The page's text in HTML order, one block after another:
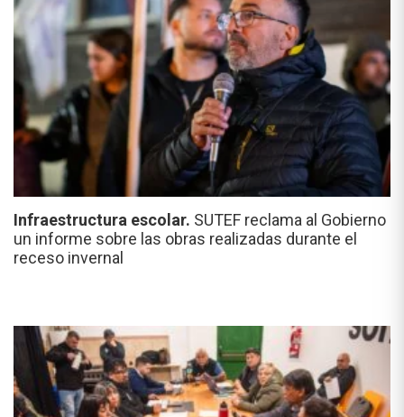
Infraestructura escolar. SUTEF reclama al Gobierno
un informe sobre las obras realizadas durante el
receso invernal